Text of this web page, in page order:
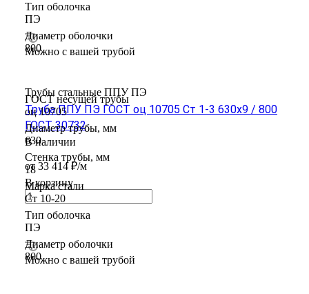
Тип оболочка
ПЭ
Диаметр оболочки
800
ГОСТ несущей трубы
оц 10705
Диаметр трубы, мм
630
Стенка трубы, мм
18
Марка стали
Ст 10-20
Тип оболочка
ПЭ
Диаметр оболочки
800
Можно с вашей трубой
Трубы стальные ППУ ПЭ
Труба ППУ ПЭ ГОСТ оц 10705 Ст 1-3 630x9 / 800
ГОСТ 30732
В наличии
от 33 414 ₽/м
В корзину
Можно с вашей трубой